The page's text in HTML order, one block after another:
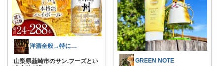
洋酒全般→特にシングルモルト好き
山梨県韮崎市のサン.フーズとい
GREEN NOTE